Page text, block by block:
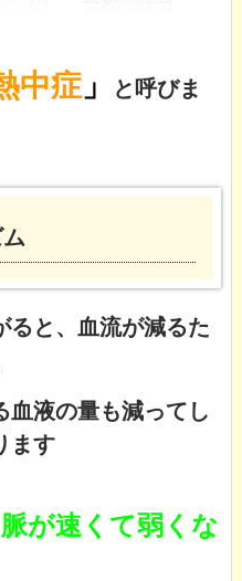
中症」
と呼びま
ると、血流が減るた
血液の量も減ってし
ます
脈が速くて弱くな